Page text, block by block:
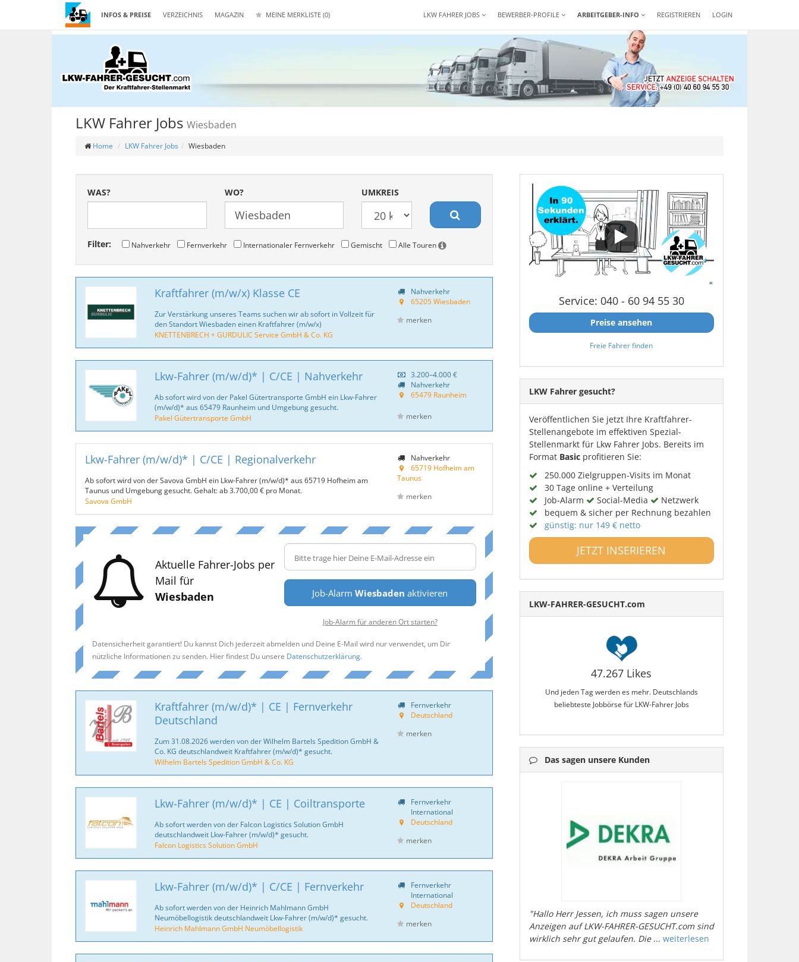
INFOS & PREISE VERZEICHNIS MAGAZIN MEINE MERKLISTE (0) REGISTRIEREN LOGIN
LKW FAHRER JOBS BEWERBER-PROFILE ARBEITGEBER-INFO
LKW Fahrer Jobs Wiesbaden
Home LKW Fahrer Jobs Wiesbaden
WAS? WO? UMKREIS
Filter: Nahverkehr Fernverkehr Internationaler Fernverkehr Gemischt Alle Touren
Kraftfahrer (m/w/x) Klasse CE
Zur Verstärkung unseres Teams suchen wir ab sofort in Vollzeit für
den Standort Wiesbaden einen Kraftfahrer (m/w/x)
KNETTENBRECH + GURDULIC Service GmbH & Co. KG
Nahverkehr
65205 Wiesbaden
merken
Lkw-Fahrer (m/w/d)* | C/CE | Nahverkehr
Ab sofort wird von der Pakel Gütertransporte GmbH ein Lkw-Fahrer
(m/w/d)* aus 65479 Raunheim und Umgebung gesucht.
Pakel Gütertransporte GmbH
3.200–4.000 €
Nahverkehr
65479 Raunheim
merken
Lkw-Fahrer (m/w/d)* | C/CE | Regionalverkehr
Ab sofort wird von der Savova GmbH ein Lkw-Fahrer (m/w/d)* aus 65719 Hofheim am
Taunus und Umgebung gesucht. Gehalt: ab 3.700,00 € pro Monat.
Savova GmbH
Nahverkehr
65719 Hofheim am
Taunus
merken
Aktuelle Fahrer-Jobs per
Mail für
Wiesbaden
Job-AlarmWiesbaden aktivieren
Job-Alarm für anderen Ort starten?
Datensicherheit garantiert! Du kannst Dich jederzeit abmelden und Deine E-Mail wird nur verwendet, um Dir
nützliche Informationen zu senden. Hier findest Du unsere Datenschutzerklärung.
Kraftfahrer (m/w/d)* | CE | Fernverkehr
Deutschland
Zum 31.08.2026 werden von der Wilhelm Bartels Spedition GmbH &
Co. KG deutschlandweit Kraftfahrer (m/w/d)* gesucht.
Wilhelm Bartels Spedition GmbH & Co. KG
Fernverkehr
Deutschland
merken
Lkw-Fahrer (m/w/d)* | CE | Coiltransporte
Ab sofort werden von der Falcon Logistics Solution GmbH
deutschlandweit Lkw-Fahrer (m/w/d)* gesucht.
Falcon Logistics Solution GmbH
Fernverkehr
International
Deutschland
merken
Lkw-Fahrer (m/w/d)* | C/CE | Fernverkehr
Ab sofort werden von der Heinrich Mahlmann GmbH
Neumöbellogistik deutschlandweit Lkw-Fahrer (m/w/d)* gesucht.
Heinrich Mahlmann GmbH Neumöbellogistik
Fernverkehr
International
Deutschland
merken
Service: 040 - 60 94 55 30
Preise ansehen
Freie Fahrer finden
LKW Fahrer gesucht?
Veröffentlichen Sie jetzt Ihre Kraftfahrer-
Stellenangebote im effektiven Spezial-
Stellenmarkt für Lkw Fahrer Jobs. Bereits im
Format Basicprofitieren Sie:
250.000 Zielgruppen-Visits im Monat
30 Tage online + Verteilung
Job-Alarm
Social-Media
Netzwerk
bequem & sicher per Rechnung bezahlen
günstig: nur 149 € netto
JETZT INSERIEREN
LKW-FAHRER-GESUCHT.com
47.267 Likes
Und jeden Tag werden es mehr. Deutschlands
beliebteste Jobbörse für LKW-Fahrer Jobs
Das sagen unsere Kunden
"Hallo Herr Jessen, ich muss sagen unsere
Anzeigen auf LKW-FAHRER-GESUCHT.com sind
wirklich sehr gut gelaufen. Die... weiterlesen